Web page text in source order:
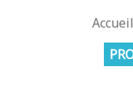
Accueil